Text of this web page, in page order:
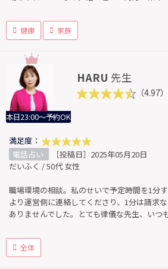
健康 家族
本日23:00～予約OK
HARU 先生
（4.97）
満足度：
電話占い
［投稿日］2025年05月20日
だいふく / 50代 女性
職場環境の相談。私のせいで予定時間を1分
より運営側に連絡してくださり、1分は請求
ありませんでした。とても律儀な先生、いつ
全体